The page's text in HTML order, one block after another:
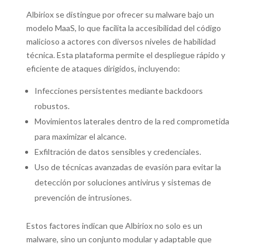
Albiriox se distingue por ofrecer su malware bajo un
modelo MaaS, lo que facilita la accesibilidad del código
malicioso a actores con diversos niveles de habilidad
técnica. Esta plataforma permite el despliegue rápido y
eficiente de ataques dirigidos, incluyendo:
Infecciones persistentes mediante backdoors
robustos.
Movimientos laterales dentro de la red comprometida
para maximizar el alcance.
Exfiltración de datos sensibles y credenciales.
Uso de técnicas avanzadas de evasión para evitar la
detección por soluciones antivirus y sistemas de
prevención de intrusiones.
Estos factores indican que Albiriox no solo es un
malware, sino un conjunto modular y adaptable que